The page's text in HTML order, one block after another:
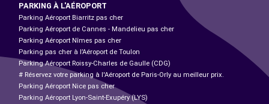
PARKING À L'AÉROPORT
Parking Aéroport Biarritz pas cher
Parking Aéroport de Cannes - Mandelieu pas cher
Parking Aéroport Nîmes pas cher
Parking pas cher à l’Aéroport de Toulon
Parking Aéroport Roissy-Charles de Gaulle (CDG)
# Réservez votre parking à l'Aéroport de Paris-Orly au meilleur prix.
Parking Aéroport Nice pas cher
Parking Aéroport Lyon-Saint-Exupéry (LYS)